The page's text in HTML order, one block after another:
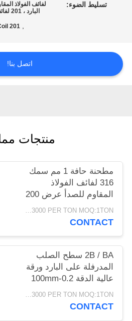
خريطة
الموقع
تسليط الضوء:
لفائف الفولاذ
,
201 Construction Stainless Steel Coil
اتصل بنا!
منتجات
مطحنة حافة 1 مم سمك
316 لفائف الفولاذ
المقاوم للصدأ عرض 200
مم
USD1200-3000 PER TON MOQ:1TON
CONTACT
2B / BA سطح الصلب
المدرفلة على البارد ورقة
عالية الدقة 0.2-100mm
سمك
USD1200-3000 PER TON MOQ:1TON
CONTACT